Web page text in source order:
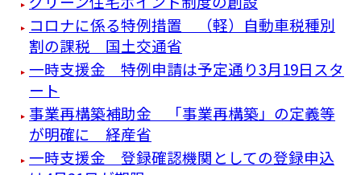
コロナに係る特例措置 （軽）自動車税種別
割の課税 国土交通省
一時支援金 特例申請は予定通り3月19日スタ
ート
事業再構築補助金 「事業再構築」の定義等
が明確に 経産省
一時支援金 登録確認機関としての登録申込